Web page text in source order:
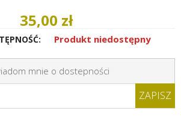
35,00 zł
Produkt niedostępny
mnie o dostepności
ZAPISZ